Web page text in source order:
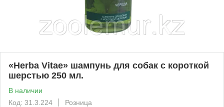
«Herba Vitae» шампунь для собак с короткой
шерстью 250 мл.
В наличии
Код: 31.3.224
Розница